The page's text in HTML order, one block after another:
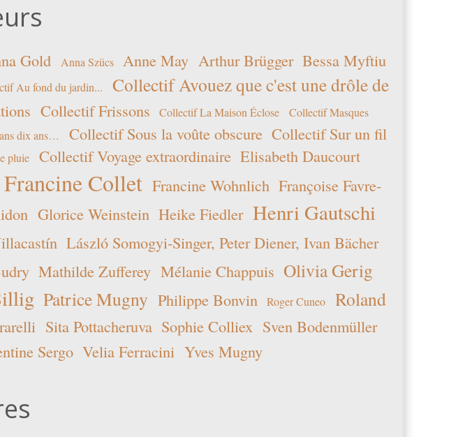
Gold Anna Szücs Anne May Arthur Brügger Bessa Myftiu
Au fond du jardin...
Collectif Avouez que c'est une drôle de
Collectif Frissons Collectif La Maison Éclose Collectif Masques
dix ans… Collectif Sous la voûte obscure Collectif Sur un fil
pluie Collectif Voyage extraordinaire Elisabeth Daucourt
Francine Collet Francine Wohnlich Françoise Favre-
Glorice Weinstein Heike Fiedler Henri Gautschi
László Somogyi-Singer, Peter Diener, Ivan Bächer
Mathilde Zufferey Mélanie Chappuis Olivia Gerig
Patrice Mugny Philippe Bonvin Roger Cuneo
Roland
Sita Pottacheruva Sophie Colliex Sven Bodenmüller
Sergo Velia Ferracini Yves Mugny